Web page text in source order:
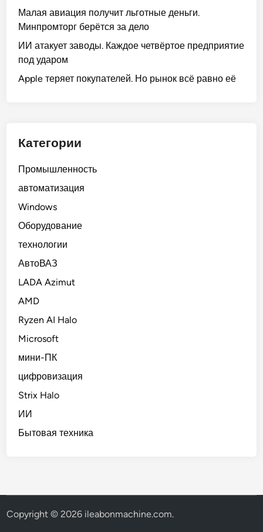
Малая авиация получит льготные деньги.
Минпромторг берётся за дело
ИИ атакует заводы. Каждое четвёртое предприятие
под ударом
Apple теряет покупателей. Но рынок всё равно её
Категории
Промышленность
автоматизация
Windows
Оборудование
технологии
АвтоВАЗ
LADA Azimut
AMD
Ryzen AI Halo
Microsoft
мини-ПК
цифровизация
Strix Halo
ИИ
Бытовая техника
Copyright © 2026 ileabonmachine.com.